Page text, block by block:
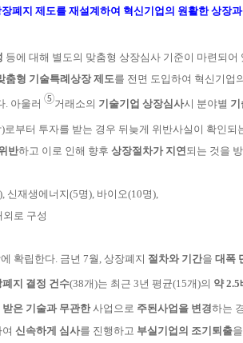
폐지 제도를 재설계하여 혁신기업의 원활한 상장
등에 대해 별도의 맞춤형 상장심사 기준이 마련되어
춤형 기술특례상장 제도를 전면 도입하여 혁신기업
. 아울러 ➄거래소의 기술기업 상장심사시 분야별 기
로부터 투자를 받는 경우 뒤늦게 위반사실이 확인되
반하고 이로 인해 향후 상장절차가 지연 되는 것을
신재생에너지(5명), 바이오(10명),
로 구성
확립한다. 금년 7월, 상장폐지 절차와 기간을 대폭
지 결정 건수(38개)는 최근 3년 평 균(15개)의 약 2.5
받은 기술과 무관한 사업으로 주된사업을 변경하는
신속하게 심사를 진행하고 부실기업의 조기퇴출